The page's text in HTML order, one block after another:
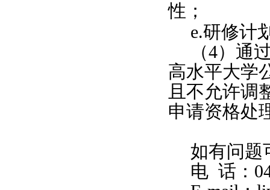
性；
e.研修计
（4）通
高水平大学
且不允许调
申请资格处
如有问题
电 话：